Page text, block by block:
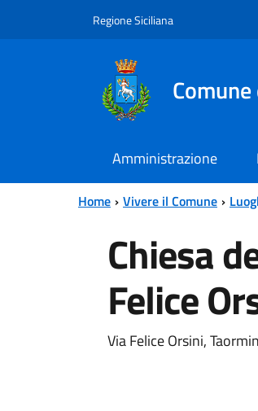
Regione Siciliana
Amministrazione
Home Vivere il Comune
Chiesa
Felice
Via Felice Orsini,